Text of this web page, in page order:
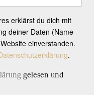
erklärst du dich mit
deiner Daten (Name
einverstanden.
.
gelesen und